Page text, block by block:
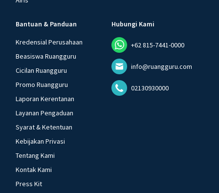
Bantuan & Panduan
Kredensial Perusahaan
Beasiswa Ruangguru
Cicilan Ruangguru
Promo Ruangguru
Laporan Kerentanan
Layanan Pengaduan
Syarat & Ketentuan
Kebijakan Privasi
Tentang Kami
Kontak Kami
Press Kit
Hubungi Kami
+62 815-7441-0000
info@ruangguru.com
02130930000